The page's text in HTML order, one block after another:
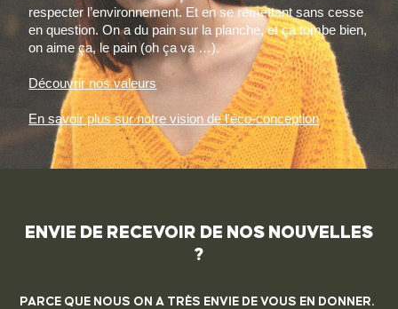
respecter l’environnement. Et en se remettant sans cesse
en question. On a du pain sur la planche, et ça tombe bien,
on aime ça, le pain (oh ça va …).
Découvrir nos valeurs
En savoir plus sur notre vision de l'éco-conception
ENVIE DE RECEVOIR DE NOS NOUVELLES
?
PARCE QUE NOUS ON A TRÈS ENVIE DE VOUS EN DONNER.